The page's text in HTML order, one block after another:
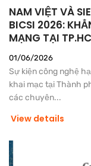
NAM VIỆT VÀ
BICSI 2026:
MẠNG TẠI
01/06/2026
Sự kiện công nghệ
khai mạc tại Thành
các chuyên...
View details